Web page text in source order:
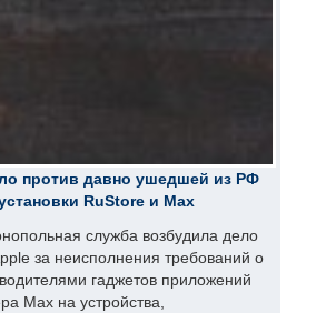
против давно ушедшей из РФ
RuStore и Max
служба возбудила дело
за неисполнения требований о
гаджетов приложений
Max на устройства,